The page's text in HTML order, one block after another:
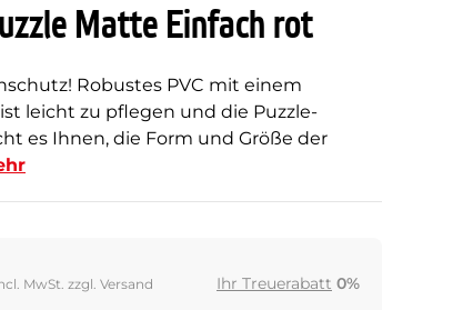
Matte Einfach rot
Robustes PVC mit einem
leicht zu pflegen und die Puzzle-
es Ihnen, die Form und Größe der
MwSt. zzgl. Versand Ihr Treuerabatt 0%